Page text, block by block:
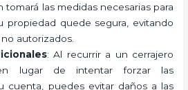
tomará las medidas necesarias para
propiedad quede segura, evitando
autorizados.
: Al recurrir a un cerrajero
en lugar de intentar forzar las
cuenta, puedes evitar daños a las